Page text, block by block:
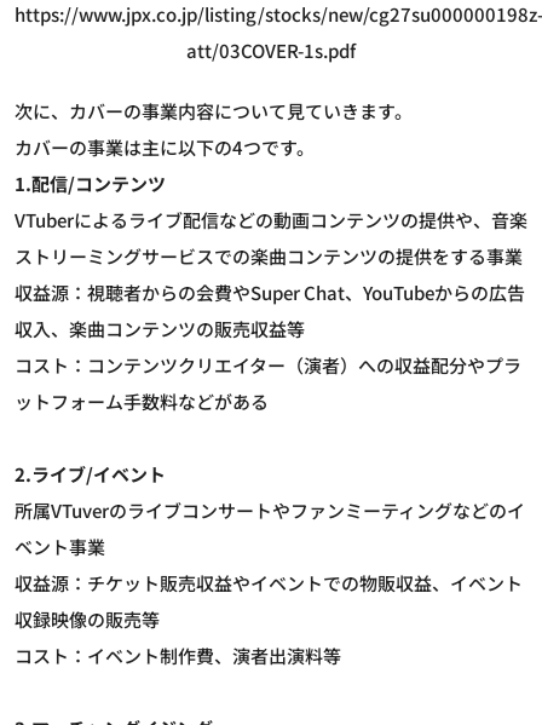
https://www.jpx.co.jp/listing/stocks/new/cg27su000000198z-
att/03COVER-1s.pdf
次に、カバーの事業内容について見ていきます。
カバーの事業は主に以下の4つです。
1.配信/コンテンツ
VTuberによるライブ配信などの動画コンテンツの提供や、音楽
ストリーミングサービスでの楽曲コンテンツの提供をする事業
収益源：視聴者からの会費やSuper Chat、YouTubeからの広告
収入、楽曲コンテンツの販売収益等
コスト：コンテンツクリエイター（演者）への収益配分やプラ
ットフォーム手数料などがある
2.ライブ/イベント
所属VTuverのライブコンサートやファンミーティングなどのイ
ベント事業
収益源：チケット販売収益やイベントでの物販収益、イベント
収録映像の販売等
コスト：イベント制作費、演者出演料等